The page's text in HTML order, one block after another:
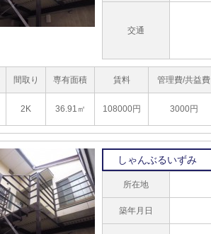
交通
間取り 専有面積 賃料 管理費/共益費
2K 36.91㎡ 108000円 3000円
しゃんぶるいずみ
所在地
築年月日